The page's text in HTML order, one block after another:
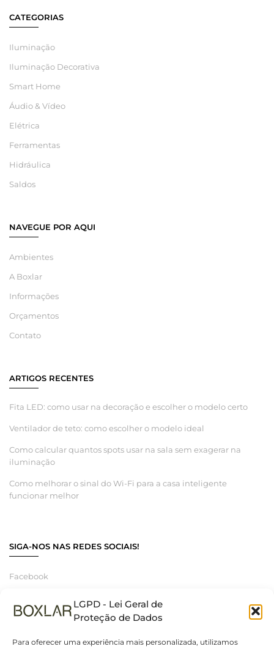
LGPD - Lei Geral de
Proteção de Dados
Para oferecer uma experiência mais personalizada, utilizamos
CATEGORIAS
Iluminação
Iluminação Decorativa
Smart Home
Áudio & Vídeo
Elétrica
Ferramentas
Hidráulica
Saldos
NAVEGUE POR AQUI
Ambientes
A Boxlar
Informações
Orçamentos
Contato
ARTIGOS RECENTES
Fita LED: como usar na decoração e escolher o modelo certo
Ventilador de teto: como escolher o modelo ideal
Como calcular quantos spots usar na sala sem exagerar na
iluminação
Como melhorar o sinal do Wi-Fi para a casa inteligente
funcionar melhor
SIGA-NOS NAS REDES SOCIAIS!
Facebook
Linkedin